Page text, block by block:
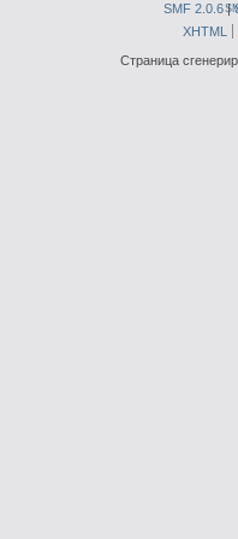
SMF 2.0.6|
XHTML
Страница